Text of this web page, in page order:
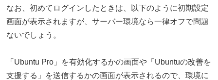
なお、初めてログインしたときは、以下のように初期設定
画面が表示されますが、サーバー環境なら一律オフで問題
ないでしょう。
「Ubuntu Pro」を有効化するかの画面や「Ubuntuの改善を
支援する」を送信するかの画面が表示されるので、環境に